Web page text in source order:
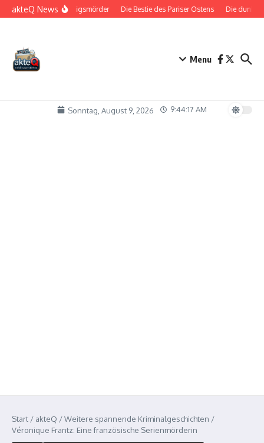
Zum Inhalt springen
akteQ NewsDer Königsmörder Die Bestie des Pariser Ostens Die dunkle
Menu
Sonntag, August 9, 2026 9:44:18 AM
Start / akteQ /Weitere spannende Kriminalgeschichten /
Véronique Frantz: Eine französische Serienmörderin